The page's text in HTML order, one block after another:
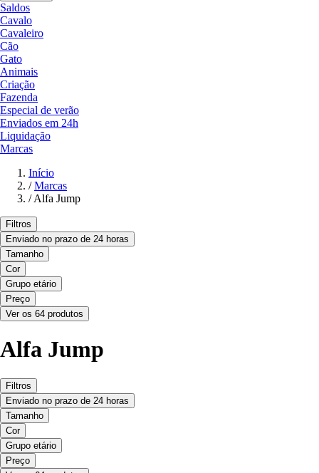
Saldos
Cavalo
Cavaleiro
Cão
Gato
Animais
Criação
Fazenda
Especial de verão
Enviados em 24h
Liquidação
Marcas
Início
/ Marcas
/ Alfa Jump
Filtros
Enviado no prazo de 24 horas
Tamanho
Cor
Grupo etário
Preço
Ver os 64 produtos
Alfa Jump
Filtros
Enviado no prazo de 24 horas
Tamanho
Cor
Grupo etário
Preço